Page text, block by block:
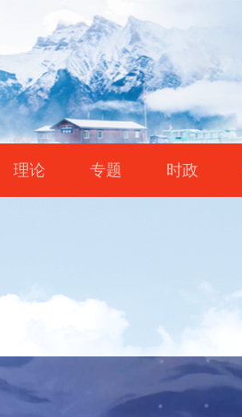
理论 专题 时政